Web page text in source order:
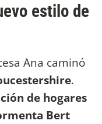
estilo de
Ana caminó
.
de hogares
Bert